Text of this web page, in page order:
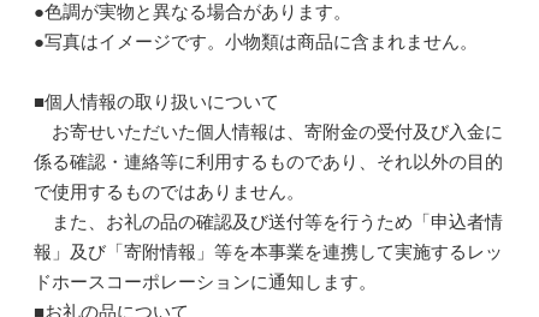
●色調が実物と異なる場合があります。
●写真はイメージです。小物類は商品に含まれません。
■個人情報の取り扱いについて
お寄せいただいた個人情報は、寄附金の受付及び入金に
係る確認・連絡等に利用するものであり、それ以外の目的
で使用するものではありません。
また、お礼の品の確認及び送付等を行うため「申込者情
報」及び「寄附情報」等を本事業を連携して実施するレッ
ドホースコーポレーションに通知します。
■お礼の品について